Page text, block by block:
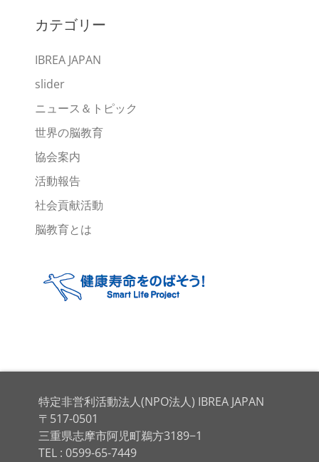
イ
カテゴリー
IBREA JAPAN
slider
ニュース＆トピック
世界の脳教育
協会案内
活動報告
社会貢献活動
脳教育とは
特定非営利活動法人(NPO法人) IBREA JAPAN
〒517-0501
三重県志摩市阿児町鵜方3189−1
TEL : 0599-65-7449